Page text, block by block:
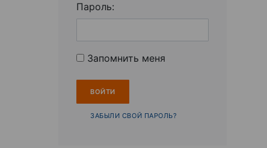
Пароль:
Запомнить меня
ЗАБЫЛИ СВОЙ ПАРОЛЬ?